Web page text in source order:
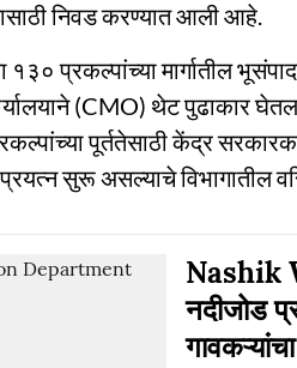
निवड करण्यात आली आहे.
१३० प्रकल्पांच्या मार्गातील
(CMO) थेट पुढाकार
पूर्ततेसाठी केंद्र
सुरू असल्याचे विभागातील
Nashik
नदीजोड